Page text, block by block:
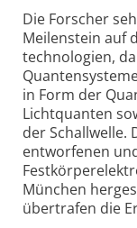
Die Forscher
Meilenstein auf
technologien,
in Form der
Lichtquanten
der Schallwelle.
entworfenen
München
übertrafen die